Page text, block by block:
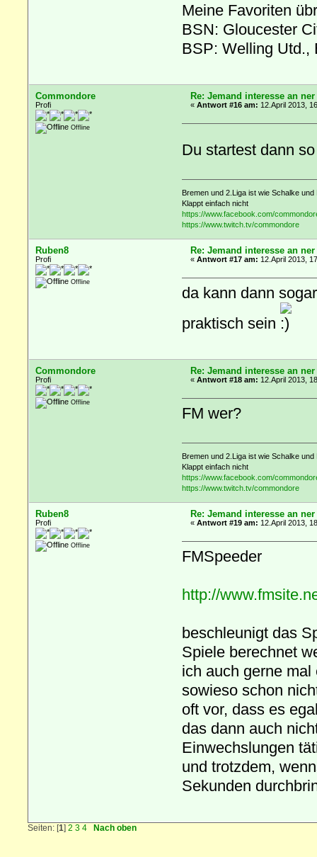
Meine Favoriten
BSN: Gloucester
BSP: Welling Utd.,
Commondore
Profi
Offline
Re: Jemand interesse an
«Antwort #16 am: 12.April 2013,
Du startest dann
Bremen und 2.Liga ist wie Schalke
Klappt einfach nicht
https://www.facebook.com/
https://www.twitch.tv/commondore
Ruben8
Profi
Offline
Re: Jemand interesse an
«Antwort #17 am: 12.April 2013,
da kann dann
praktisch sein
Commondore
Profi
Offline
Re: Jemand interesse an
«Antwort #18 am: 12.April 2013,
FM wer?
Bremen und 2.Liga ist wie Schalke
Klappt einfach nicht
https://www.facebook.com/
https://www.twitch.tv/commondore
Ruben8
Profi
Offline
Re: Jemand interesse an
«Antwort #19 am: 12.April 2013,
FMSpeeder
http://
beschleunigt das
Spiele berechnet
ich auch gerne
sowieso schon
oft vor, dass es
das dann auch
Einwechslungen
und trotzdem,
Sekunden
Seiten: [1]2 3 4 Nach oben